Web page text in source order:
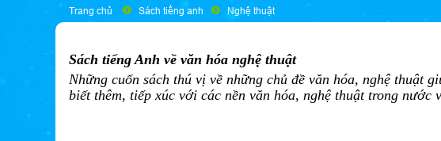
Trang chủ Sách tiếng anh Nghệ thuật
Sách tiếng Anh về văn hóa nghệ thuật
Những cuốn sách thú vị về những chủ đề văn hóa, nghệ thuật
biết thêm, tiếp xúc với các nền văn hóa, nghệ thuật trong nước